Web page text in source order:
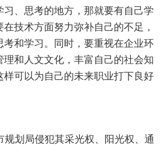
习、思考的地方，那就要有自己学
技术方面努力弥补自己的不足，
和学习。同时，要重视在企业环
和人文文化，丰富自己的社会知
可以为自己的未来职业打下良好
规划局侵犯其采光权、阳光权、通